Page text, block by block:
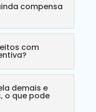
compensa
com
demais e
o que pode